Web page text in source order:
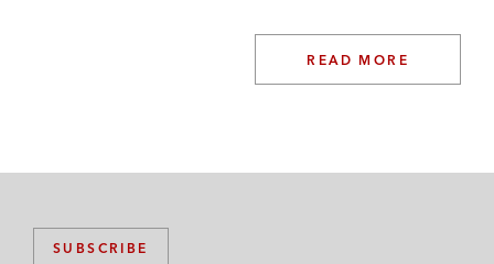
READ MORE
SUBSCRIBE